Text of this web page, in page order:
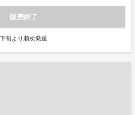
販売終了
旬より順次発送